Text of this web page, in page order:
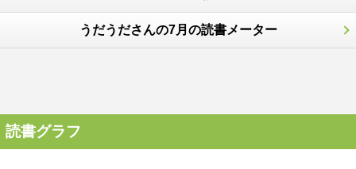
うだうださんの7月の読書メーター
読書グラフ